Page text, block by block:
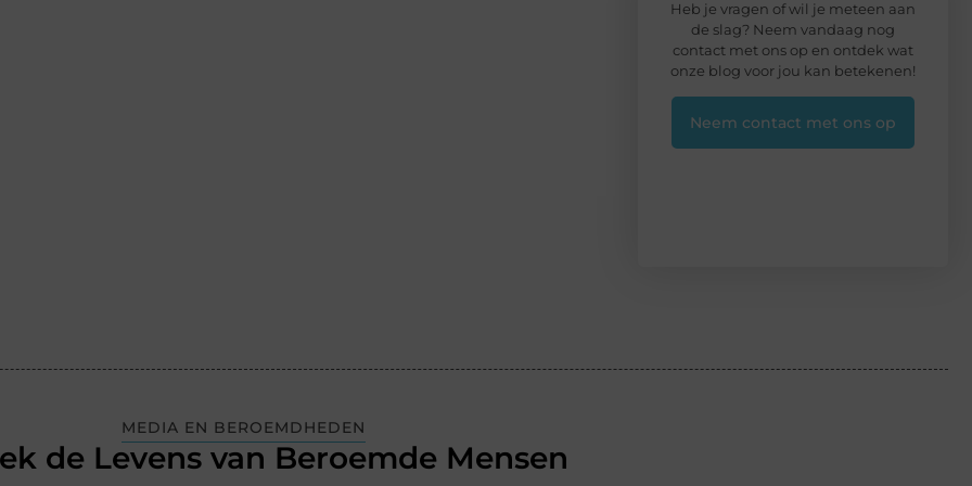
Heb je vragen of wil je meteen aan
de slag? Neem vandaag nog
contact met ons op en ontdek wat
onze blog voor jou kan betekenen!
Neem contact met ons op
MEDIA EN BEROEMDHEDEN
de Levens van Beroemde Mensen